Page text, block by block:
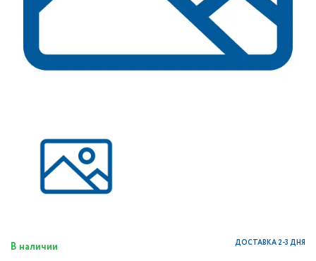
В наличии ДОСТАВКА 2-3 ДНЯ